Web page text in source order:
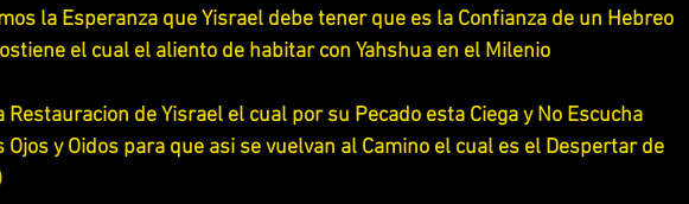
la Esperanza que Yisrael debe tener que es la Confianza de un Hebreo
el cual el aliento de habitar con Yahshua en el Milenio
Restauracion de Yisrael el cual por su Pecado esta Ciega y No Escucha
Ojos y Oidos para que asi se vuelvan al Camino el cual es el Despertar de